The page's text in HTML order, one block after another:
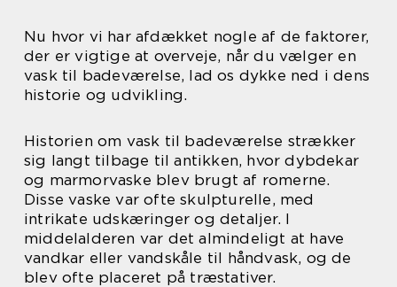
Nu hvor vi har afdækket nogle af de faktorer,
der er vigtige at overveje, når du vælger en
vask til badeværelse, lad os dykke ned i dens
historie og udvikling.
Historien om vask til badeværelse strækker
sig langt tilbage til antikken, hvor dybdekar
og marmorvaske blev brugt af romerne.
Disse vaske var ofte skulpturelle, med
intrikate udskæringer og detaljer. I
middelalderen var det almindeligt at have
vandkar eller vandskåle til håndvask, og de
blev ofte placeret på træstativer.